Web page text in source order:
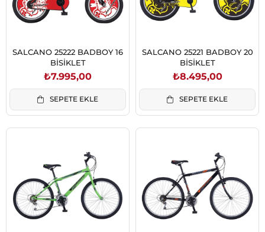
SALCANO 25222 BADBOY 16
BİSİKLET
₺7.995,00
SEPETE EKLE
SALCANO 25221 BADBOY 20
BİSİKLET
₺8.495,00
SEPETE EKLE